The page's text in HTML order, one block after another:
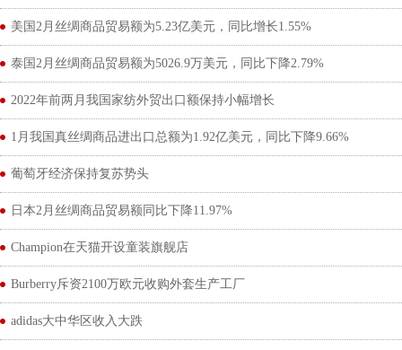
美国2月丝绸商品贸易额为5.23亿美元，同比增长1.55%
泰国2月丝绸商品贸易额为5026.9万美元，同比下降2.79%
2022年前两月我国家纺外贸出口额保持小幅增长
1月我国真丝绸商品进出口总额为1.92亿美元，同比下降9.66%
葡萄牙经济保持复苏势头
日本2月丝绸商品贸易额同比下降11.97%
Champion在天猫开设童装旗舰店
Burberry斥资2100万欧元收购外套生产工厂
adidas大中华区收入大跌